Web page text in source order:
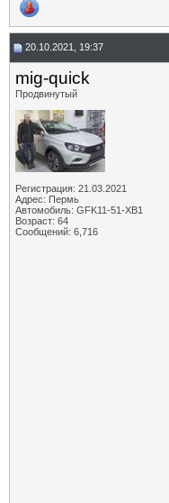
20.10.2021, 19:37
mig-quick
Продвинутый
Регистрация: 21.03.2021
Адрес: Пермь
Автомобиль: GFK11-51-ХВ1
Возраст: 64
Сообщений: 6,716